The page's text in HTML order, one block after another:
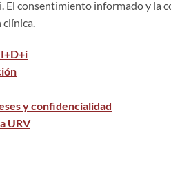
El consentimiento informado y la
y confidencialidad
URV